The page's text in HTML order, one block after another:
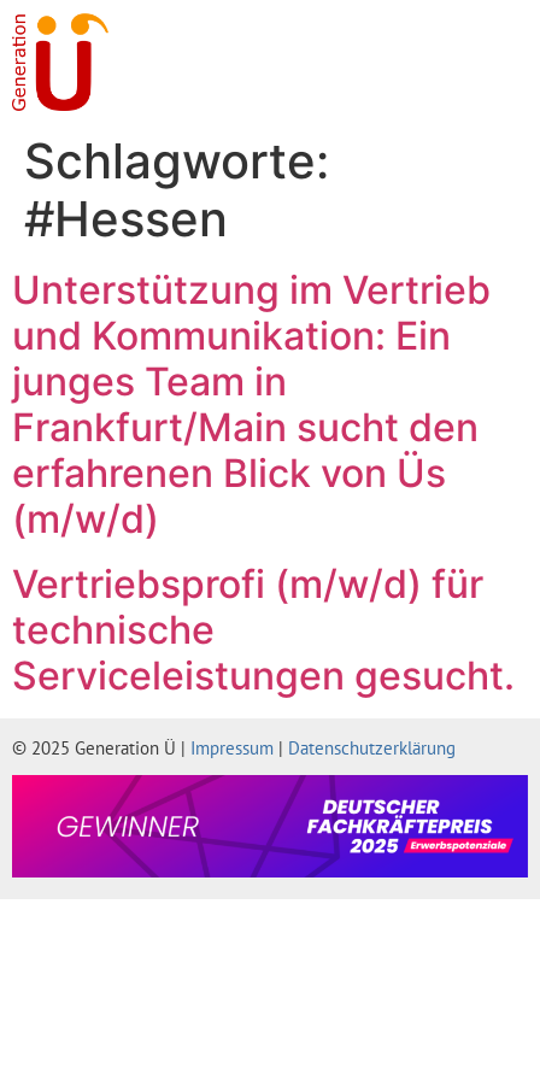
Schlagworte:
#Hessen
Unterstützung im Vertrieb
und Kommunikation: Ein
junges Team in
Frankfurt/Main sucht den
erfahrenen Blick von Üs
(m/w/d)
Vertriebsprofi (m/w/d) für
technische
Serviceleistungen gesucht.
© 2025 Generation Ü | Impressum | Datenschutzerklärung